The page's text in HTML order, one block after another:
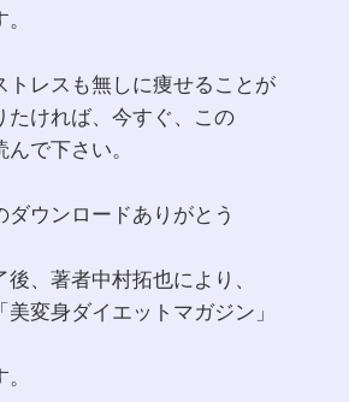
。
トレスも無しに痩せることが
たければ、今すぐ、この
で下さい。
ウンロードありがとう
後、著者中村拓也により、
美変身ダイエットマガジン」
。